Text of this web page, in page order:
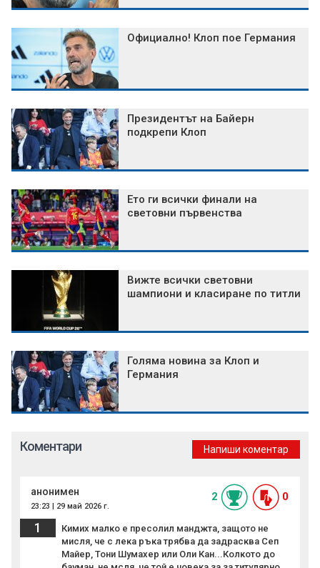
Официално! Клоп пое Германия
Президентът на Байерн
подкрепи Клоп
Ето ги всички финали на
световни първенства
Вижте всички световни
шампиони и класиране по титли
Голяма новина за Клоп и
Германия
Коментари Напиши коментар
анонимен
23:23 | 29 май 2026 г.
2 0
1
Кимих малко е пресолил манджта, защото не
мисля, че с лека ръка трябва да задрасква Сеп
Майер, Тони Шумахер или Оли Кан...Колкото до